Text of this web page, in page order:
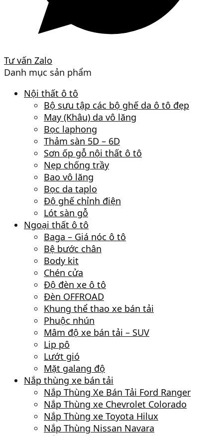
Tư vấn Zalo
Danh mục sản phẩm
Nội thất ô tô
Bộ sưu tập các bộ ghế da ô tô đẹp
May (Khâu) da vô lăng
Bọc laphong
Thảm sàn 5D – 6D
Sơn ốp gỗ nội thất ô tô
Nẹp chống trầy
Bao vô lăng
Bọc da taplo
Độ ghế chỉnh điện
Lót sàn gỗ
Ngoại thất ô tô
Baga – Giá nóc ô tô
Bệ bước chân
Body kit
Chén cửa
Độ đèn xe ô tô
Đèn OFFROAD
Khung thể thao xe bán tải
Phuộc nhún
Mâm độ xe bán tải – SUV
Lip pô
Lướt gió
Mặt galang độ
Nắp thùng xe bán tải
Nắp Thùng Xe Bán Tải Ford Ranger
Nắp Thùng xe Chevrolet Colorado
Nắp Thùng xe Toyota Hilux
Nắp Thùng Nissan Navara